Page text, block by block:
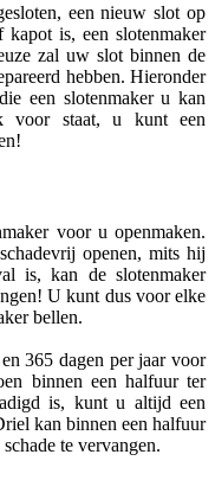
een nieuw slot op
is, een slotenmaker
zal uw slot binnen de
hebben. Hieronder
een slotenmaker u kan
voor staat, u kunt een
voor u openmaken.
openen, mits hij
is, kan de slotenmaker
U kunt dus voor elke
bellen.
365 dagen per jaar voor
binnen een halfuur ter
is, kunt u altijd een
kan binnen een halfuur
te vervangen.